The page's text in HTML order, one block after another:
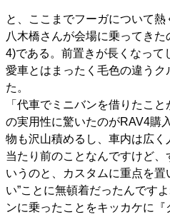
と、ここまでフーガについて熱
八木橋さんが会場に乗ってきた
4)である。前置きが長くなって
愛車とはまったく毛色の違う
た。
「代車でミニバンを借りたこ
の実用性に驚いたのがRAV4購
物も沢山積めるし、車内は広く
当たり前のことなんですけど
いうのと、カスタムに重点を置
い”ことに無頓着だったんです
ンに乗ったことをキッカケに